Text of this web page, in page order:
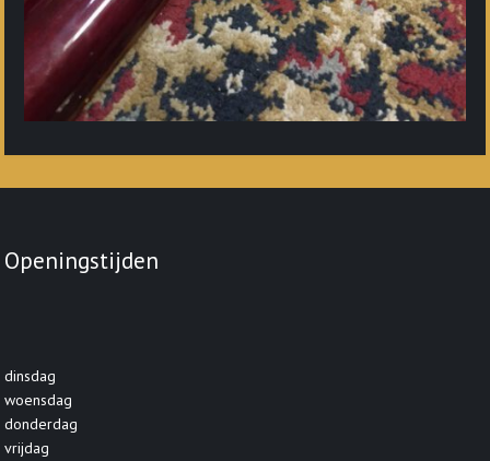
Openingstijden
dinsdag
woensdag
donderdag
vrijdag